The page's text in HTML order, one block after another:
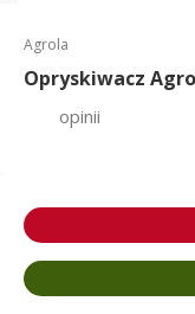
Agrola
Opryskiwacz
opinii